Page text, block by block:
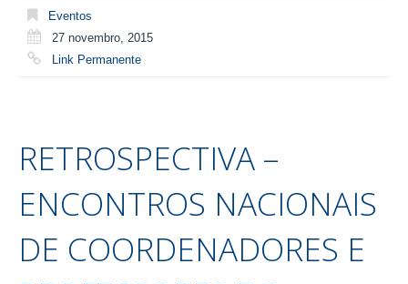
Eventos
27 novembro, 2015
Link Permanente
RETROSPECTIVA –
ENCONTROS NACIONAIS
DE COORDENADORES E